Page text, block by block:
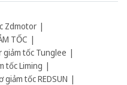
Zdmotor
TỐC
giảm tốc Tunglee
tốc Liming
giảm tốc REDSUN